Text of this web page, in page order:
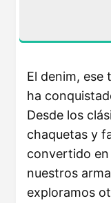
El denim, ese
ha
Desde los
chaquetas y
convertido en
nuestros
exploramos